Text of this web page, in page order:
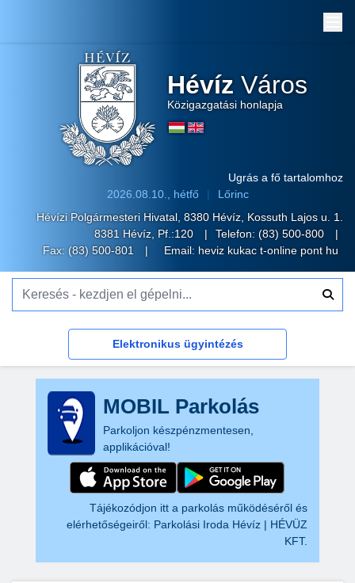
Hévíz Város
Közigazgatási honlapja
Ugrás a fő tartalomhoz
2026.08.10., hétfő
Lőrinc
Hévízi Polgármesteri Hivatal, 8380 Hévíz, Kossuth Lajos u. 1.
8381 Hévíz, Pf.:120
Telefon: (83) 500-800
Fax: (83) 500-801
Email: heviz kukac t-online pont hu
Elektronikus ügyintézés
MOBIL Parkolás
Parkoljon készpénzmentesen,
applikációval!
Tájékozódjon itt a parkolás működéséről és
elérhetőségeiről: Parkolási Iroda Hévíz | HÉVÜZ
KFT.